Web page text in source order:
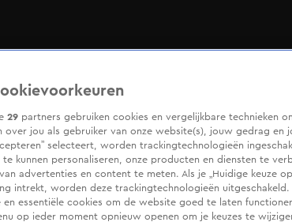
29 partners gebruiken cookies en vergelijkbare technieken
over jou als gebruiker van onze website(s), jouw gedrag en
selecteert, worden trackingtechnologieën
kunnen personaliseren, onze producten en diensten te
advertenties en content te meten. Als je „Huidige keuze
intrekt, worden deze trackingtechnologieën uitgeschakeld.
en essentiële cookies om de website goed te laten
op ieder moment opnieuw openen om je keuzes te